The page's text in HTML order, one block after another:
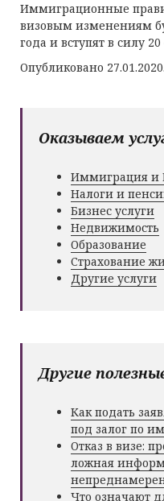
Иммиграционные
визовым изменениям
года и вступят в силу
Опубликовано 27.01.2020.
Оказываем
Иммиграция и
Налоги и
Бизнес услуги
Недвижимость
Образование
Страхование
Другие услуги
Другие
Как подать
под залог по
Отказ в визе:
ложная
Что означают